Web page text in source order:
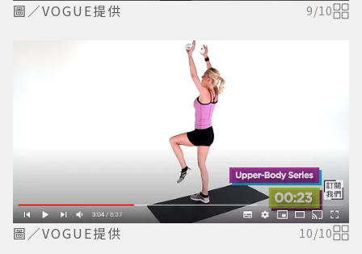
圖／VOGUE提供 9/10
圖／VOGUE提供 10/10